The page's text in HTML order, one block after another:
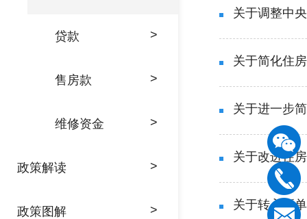
贷款 >
售房款 >
维修资金 >
政策解读 >
政策图解 >
关于调整中
关于简化住
关于进一步
关于改进住
关于转入新